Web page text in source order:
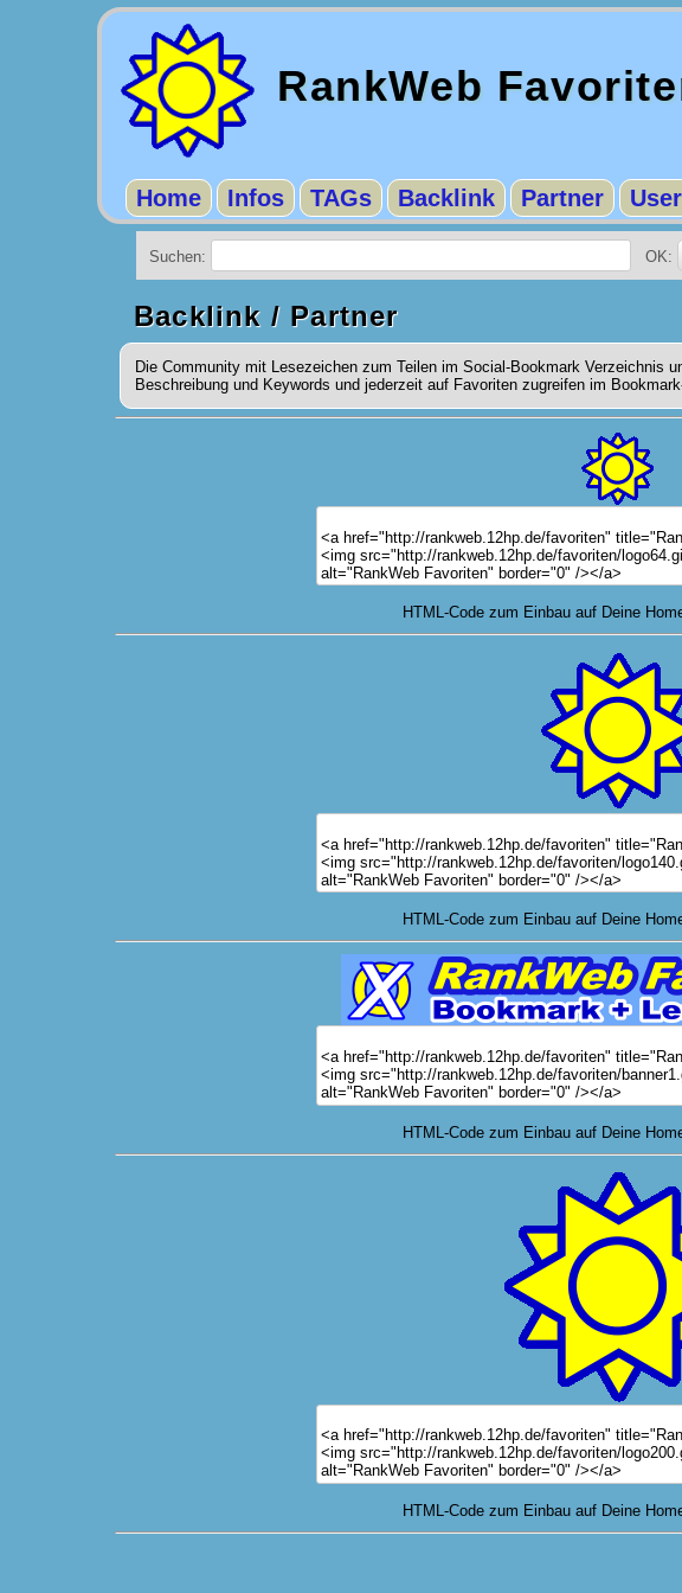
RankWeb
Home Infos TAGs Backlink Partner User
Suchen: OK:
Backlink / Partner
Die Community mit Lesezeichen zum Teilen im Social-Bookmark Verzeichnis
Beschreibung und Keywords und jederzeit auf Favoriten zugreifen im
HTML-Code zum Einbau auf Deine
HTML-Code zum Einbau auf Deine
HTML-Code zum Einbau auf Deine
HTML-Code zum Einbau auf Deine